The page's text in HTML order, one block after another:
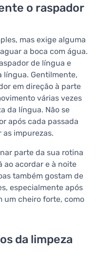
o raspador
mas exige alguma
a boca com água.
de língua e
língua. Gentilmente,
em direção à parte
várias vezes
da língua. Não se
após cada passada
impurezas.
parte da sua rotina
ao acordar e à noite
também gostam de
especialmente após
um cheiro forte, como
da limpeza